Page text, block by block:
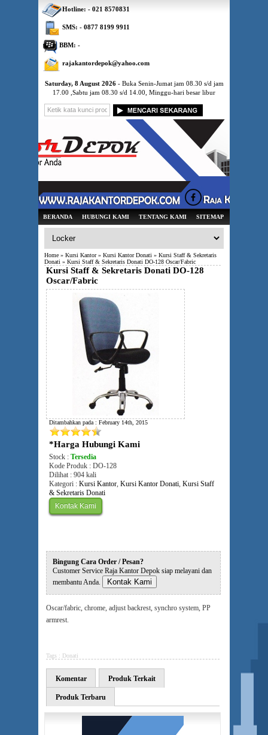
Saturday, 8 August 2026- Buka Senin-Jumat jam 08.30 s/d jam
17.00 ,Sabtu jam 08.30 s/d 14.00, Minggu-hari besar libur
BERANDA HUBUNGI KAMI TENTANG KAMI SITEMAP
Home » Kursi Kantor» Kursi Kantor Donati » Kursi Staff & Sekretaris
Donati » Kursi Staff & Sekretaris Donati DO-128 Oscar/Fabric
Kursi Staff & Sekretaris Donati DO-128
Oscar/Fabric
Ditambahkan pada : February 14th, 2015
*Harga Hubungi Kami
Stock : Tersedia
Kode Produk : DO-128
Dilihat : 904 kali
Kategori : Kursi Kantor, Kursi Kantor Donati, Kursi Staff
& Sekretaris Donati
Kontak Kami
Bingung Cara Order / Pesan?
Customer Service Raja Kantor Depok siap melayani dan
membantu Anda.
Kontak Kami
Oscar/fabric, chrome, adjust backrest, synchro system, PP
armrest.
Tags : Donati
Komentar Produk Terkait
Produk Terbaru
Hotline: - 021 8570831
SMS: - 0877 8199 9911
BBM: -
rajakantordepok@yahoo.com